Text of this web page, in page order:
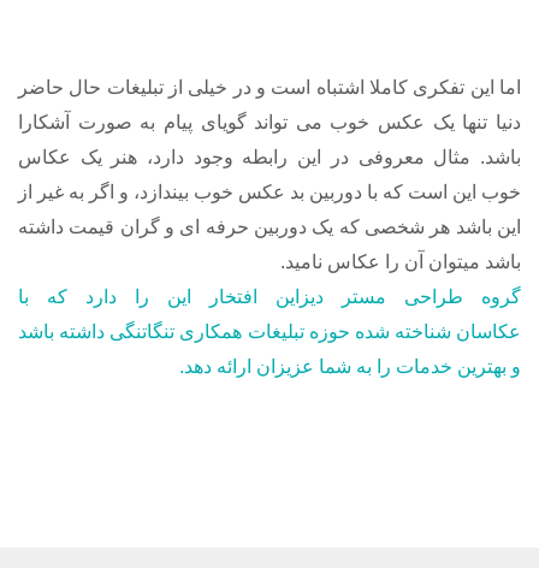
اما این تفکری کاملا اشتباه است و در خیلی از تبلیغات حال حاضر
دنیا تنها یک عکس خوب می تواند گویای پیام به صورت آشکارا
باشد. مثال معروفی در این رابطه وجود دارد، هنر یک عکاس
خوب این است که با دوربین بد عکس خوب بیندازد، و اگر به غیر از
این باشد هر شخصی که یک دوربین حرفه ای و گران قیمت داشته
باشد میتوان آن را عکاس نامید.
گروه طراحی مستر دیزاین افتخار این را دارد که با
عکاسان شناخته شده حوزه تبلیغات همکاری تنگاتنگی داشته باشد
و بهترین خدمات را به شما عزیزان ارائه دهد.